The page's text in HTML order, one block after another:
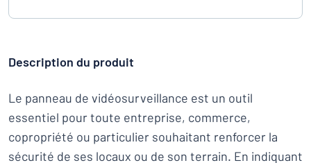
Description du produit
Le panneau de vidéosurveillance est un outil
essentiel pour toute entreprise, commerce,
copropriété ou particulier souhaitant renforcer la
sécurité de ses locaux ou de son terrain. En indiquant